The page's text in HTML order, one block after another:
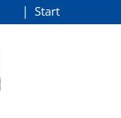
Start